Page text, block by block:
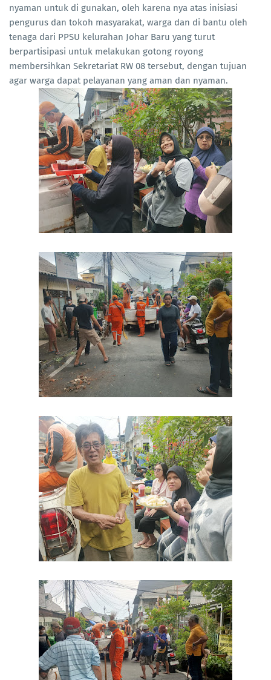
nyaman untuk di gunakan, oleh karena nya atas inisiasi
pengurus dan tokoh masyarakat, warga dan di bantu oleh
tenaga dari PPSU kelurahan Johar Baru yang turut
berpartisipasi untuk melakukan gotong royong
membersihkan Sekretariat RW 08 tersebut, dengan tujuan
agar warga dapat pelayanan yang aman dan nyaman.